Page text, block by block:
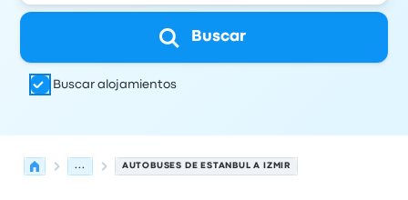
Buscar
Buscar alojamientos
... AUTOBUSES DE ESTANBUL A IZMIR